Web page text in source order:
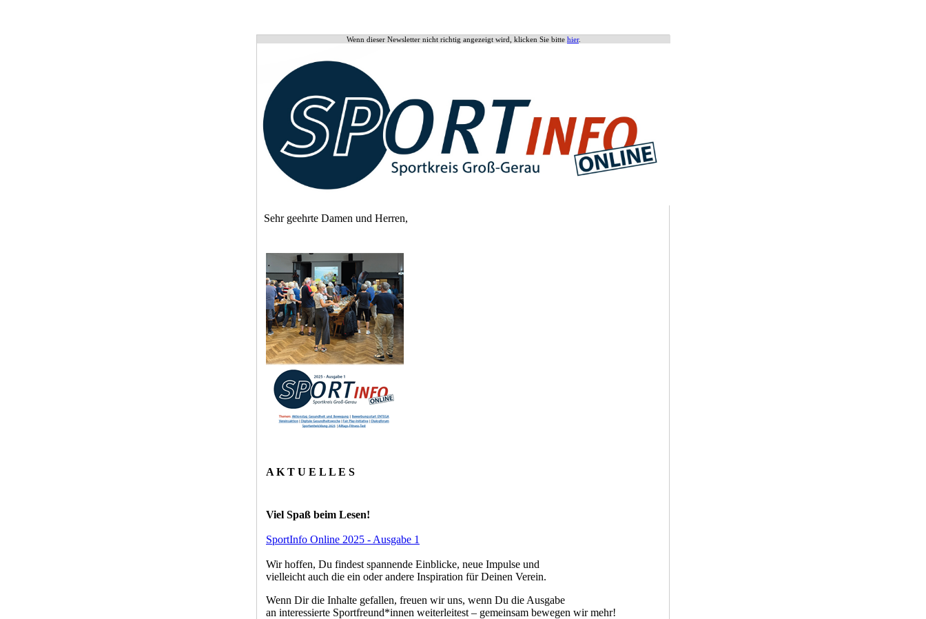
Wenn dieser Newsletter nicht richtig angezeigt wird, klicken Sie bitte hier.
Sehr geehrte Damen und Herren,
A K T U E L L E S
Viel Spaß beim Lesen!
SportInfo Online 2025 - Ausgabe 1
Wir hoffen, Du findest spannende Einblicke, neue Impulse und
vielleicht auch die ein oder andere Inspiration für Deinen Verein.
Wenn Dir die Inhalte gefallen, freuen wir uns, wenn Du die Ausgabe
an interessierte Sportfreund*innen weiterleitest – gemeinsam bewegen wir mehr!